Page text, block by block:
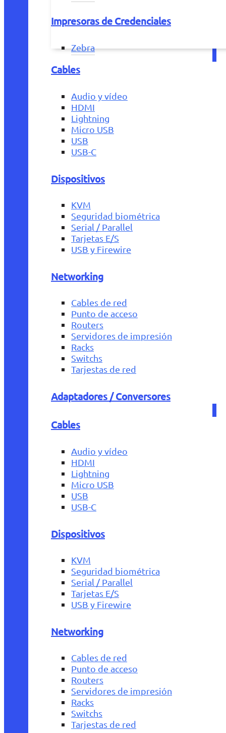
Impresoras de Credenciales
Zebra
Cables
Audio y vídeo
HDMI
Lightning
Micro USB
USB
USB-C
Dispositivos
KVM
Seguridad biométrica
Serial / Parallel
Tarjetas E/S
USB y Firewire
Networking
Cables de red
Punto de acceso
Routers
Servidores de impresión
Racks
Switchs
Tarjestas de red
Adaptadores / Conversores
Cables
Audio y vídeo
HDMI
Lightning
Micro USB
USB
USB-C
Dispositivos
KVM
Seguridad biométrica
Serial / Parallel
Tarjetas E/S
USB y Firewire
Networking
Cables de red
Punto de acceso
Routers
Servidores de impresión
Racks
Switchs
Tarjestas de red